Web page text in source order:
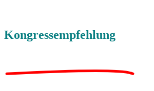
Kongressempfehlung